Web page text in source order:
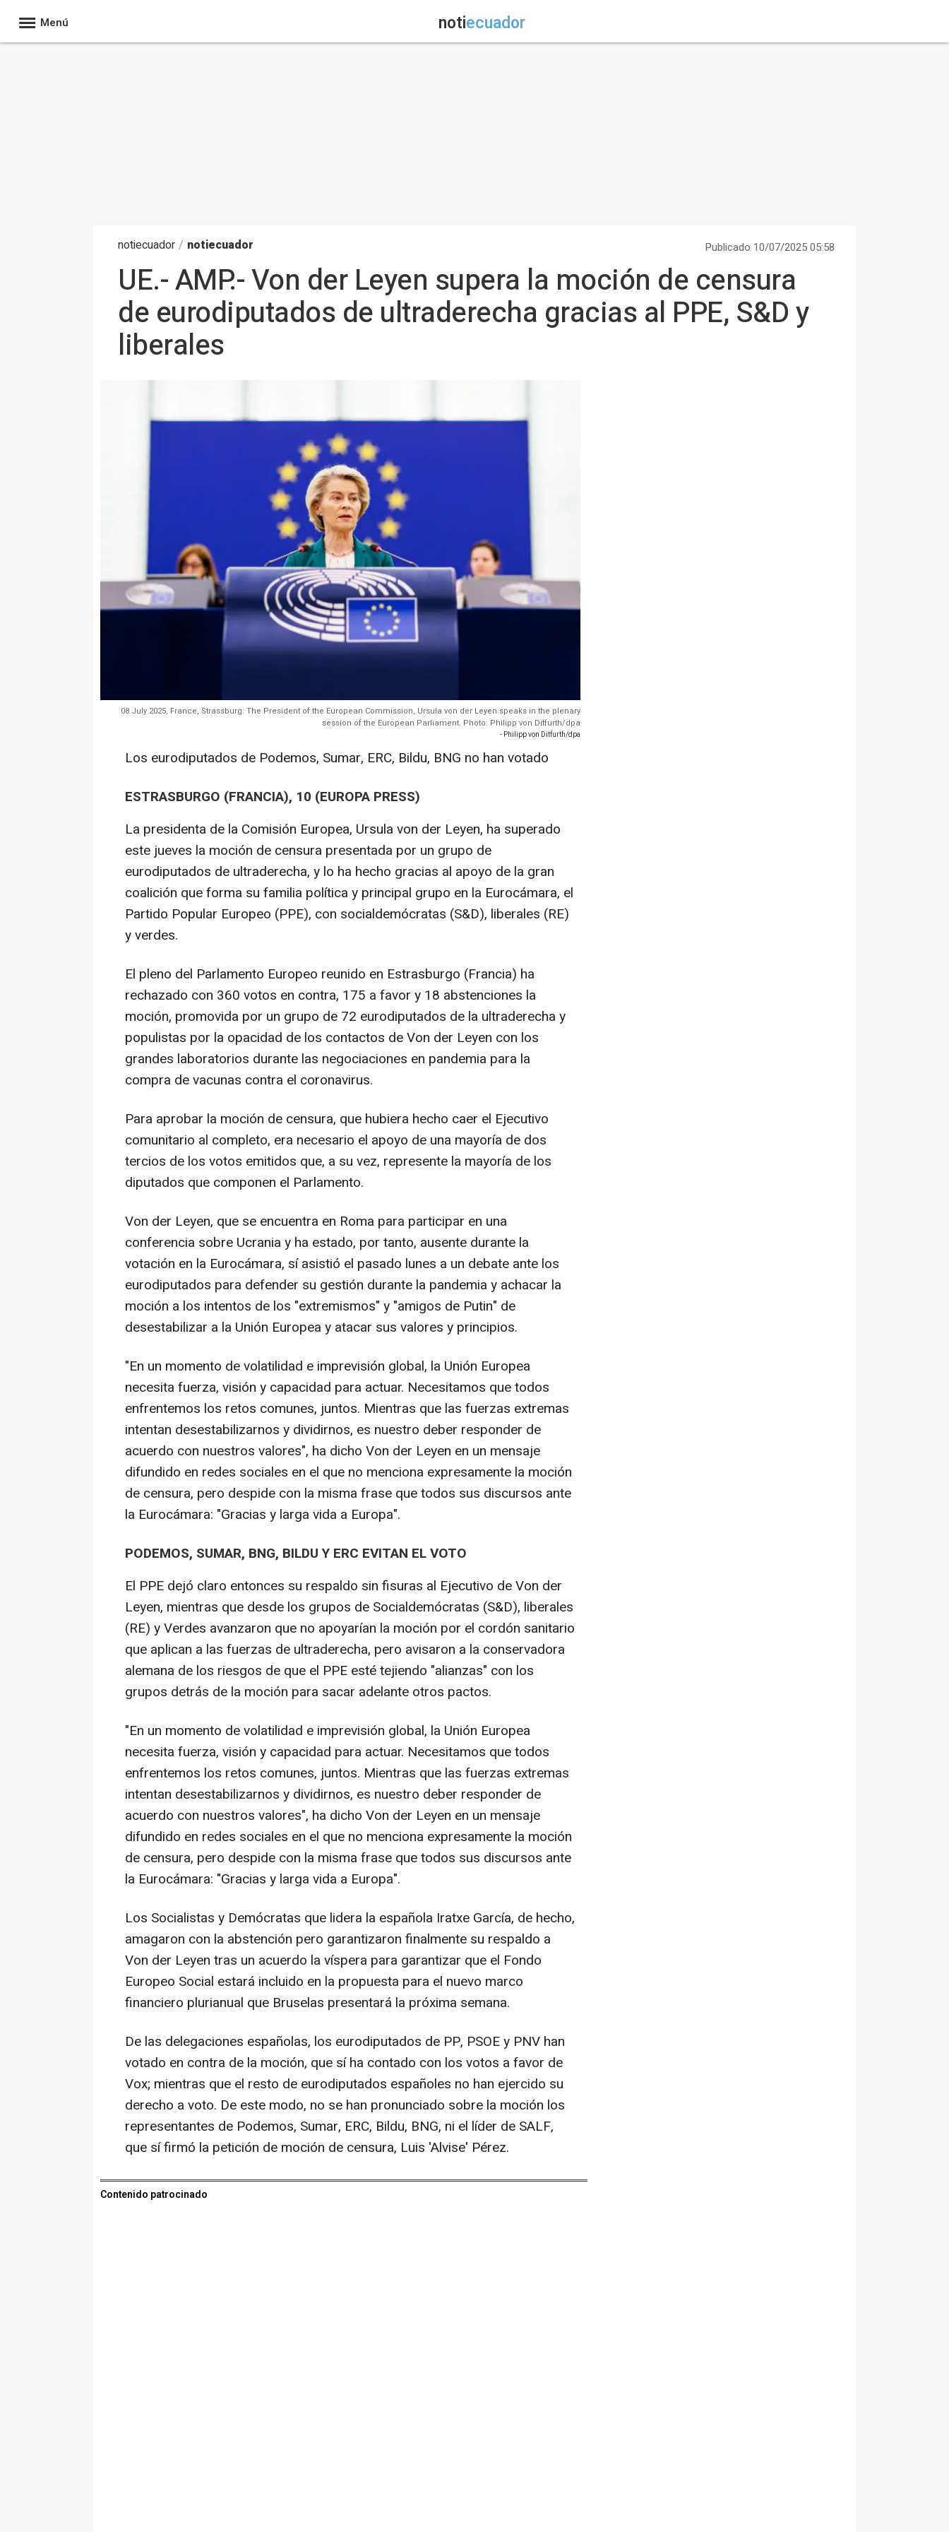
Menú notiecuador
notiecuador / notiecuador Publicado 10/07/2025 05:58
UE.- AMP.- Von der Leyen supera la moción de censura
de eurodiputados de ultraderecha gracias al PPE, S&D y
liberales
08 July 2025, France, Strassburg: The President of the European Commission, Ursula von der Leyen speaks in the plenary
session of the European Parliament. Photo: Philipp von Ditfurth/dpa
- Philipp von Ditfurth/dpa
Los eurodiputados de Podemos, Sumar, ERC, Bildu, BNG no han votado
ESTRASBURGO (FRANCIA), 10 (EUROPA PRESS)
La presidenta de la Comisión Europea, Ursula von der Leyen, ha superado
este jueves la moción de censura presentada por un grupo de
eurodiputados de ultraderecha, y lo ha hecho gracias al apoyo de la gran
coalición que forma su familia política y principal grupo en la Eurocámara, el
Partido Popular Europeo (PPE), con socialdemócratas (S&D), liberales (RE)
y verdes.
El pleno del Parlamento Europeo reunido en Estrasburgo (Francia) ha
rechazado con 360 votos en contra, 175 a favor y 18 abstenciones la
moción, promovida por un grupo de 72 eurodiputados de la ultraderecha y
populistas por la opacidad de los contactos de Von der Leyen con los
grandes laboratorios durante las negociaciones en pandemia para la
compra de vacunas contra el coronavirus.
Para aprobar la moción de censura, que hubiera hecho caer el Ejecutivo
comunitario al completo, era necesario el apoyo de una mayoría de dos
tercios de los votos emitidos que, a su vez, represente la mayoría de los
diputados que componen el Parlamento.
Von der Leyen, que se encuentra en Roma para participar en una
conferencia sobre Ucrania y ha estado, por tanto, ausente durante la
votación en la Eurocámara, sí asistió el pasado lunes a un debate ante los
eurodiputados para defender su gestión durante la pandemia y achacar la
moción a los intentos de los "extremismos" y "amigos de Putin" de
desestabilizar a la Unión Europea y atacar sus valores y principios.
"En un momento de volatilidad e imprevisión global, la Unión Europea
necesita fuerza, visión y capacidad para actuar. Necesitamos que todos
enfrentemos los retos comunes, juntos. Mientras que las fuerzas extremas
intentan desestabilizarnos y dividirnos, es nuestro deber responder de
acuerdo con nuestros valores", ha dicho Von der Leyen en un mensaje
difundido en redes sociales en el que no menciona expresamente la moción
de censura, pero despide con la misma frase que todos sus discursos ante
la Eurocámara: "Gracias y larga vida a Europa".
PODEMOS, SUMAR, BNG, BILDU Y ERC EVITAN EL VOTO
El PPE dejó claro entonces su respaldo sin fisuras al Ejecutivo de Von der
Leyen, mientras que desde los grupos de Socialdemócratas (S&D), liberales
(RE) y Verdes avanzaron que no apoyarían la moción por el cordón sanitario
que aplican a las fuerzas de ultraderecha, pero avisaron a la conservadora
alemana de los riesgos de que el PPE esté tejiendo "alianzas" con los
grupos detrás de la moción para sacar adelante otros pactos.
"En un momento de volatilidad e imprevisión global, la Unión Europea
necesita fuerza, visión y capacidad para actuar. Necesitamos que todos
enfrentemos los retos comunes, juntos. Mientras que las fuerzas extremas
intentan desestabilizarnos y dividirnos, es nuestro deber responder de
acuerdo con nuestros valores", ha dicho Von der Leyen en un mensaje
difundido en redes sociales en el que no menciona expresamente la moción
de censura, pero despide con la misma frase que todos sus discursos ante
la Eurocámara: "Gracias y larga vida a Europa".
Los Socialistas y Demócratas que lidera la española Iratxe García, de hecho,
amagaron con la abstención pero garantizaron finalmente su respaldo a
Von der Leyen tras un acuerdo la víspera para garantizar que el Fondo
Europeo Social estará incluido en la propuesta para el nuevo marco
financiero plurianual que Bruselas presentará la próxima semana.
De las delegaciones españolas, los eurodiputados de PP, PSOE y PNV han
votado en contra de la moción, que sí ha contado con los votos a favor de
Vox; mientras que el resto de eurodiputados españoles no han ejercido su
derecho a voto. De este modo, no se han pronunciado sobre la moción los
representantes de Podemos, Sumar, ERC, Bildu, BNG, ni el líder de SALF,
que sí firmó la petición de moción de censura, Luis 'Alvise' Pérez.
Contenido patrocinado